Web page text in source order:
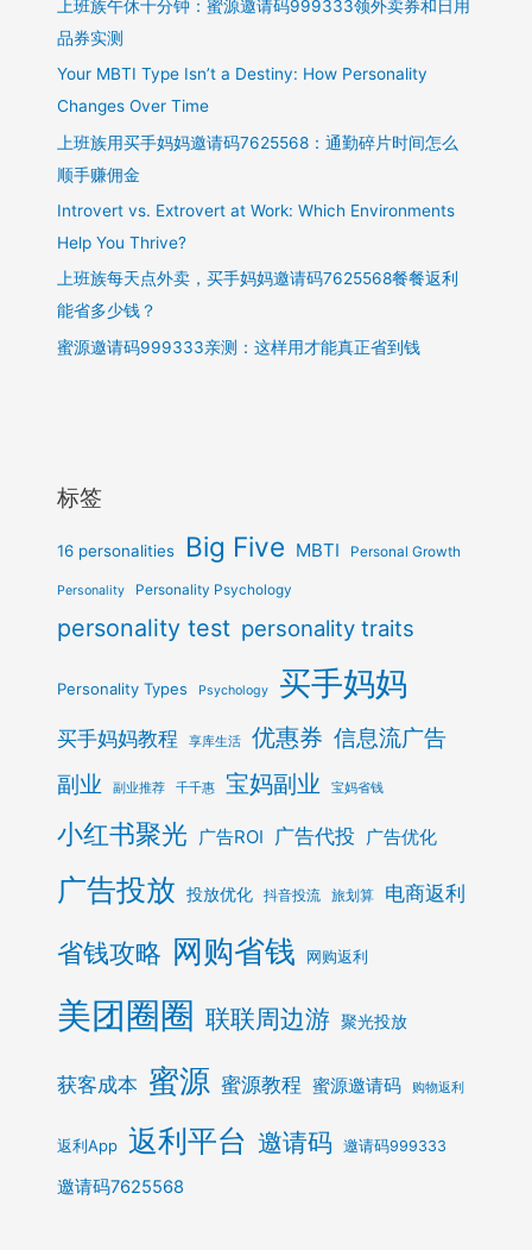
上班族午休十分钟：蜜源邀请码999333领外卖券和日用
品券实测
Your MBTI Type Isn’t a Destiny: How Personality
Changes Over Time
上班族用买手妈妈邀请码7625568：通勤碎片时间怎么
顺手赚佣金
Introvert vs. Extrovert at Work: Which Environments
Help You Thrive?
上班族每天点外卖，买手妈妈邀请码7625568餐餐返利
能省多少钱？
蜜源邀请码999333亲测：这样用才能真正省到钱
标签
16 personalities Big Five MBTI Personal Growth
Personality Personality Psychology
personality test personality traits
Personality Types Psychology 买手妈妈
买手妈妈教程 享库生活 优惠券 信息流广告
副业 副业推荐 千千惠 宝妈副业 宝妈省钱
小红书聚光 广告ROI 广告代投 广告优化
广告投放 投放优化 抖音投流 旅划算 电商返利
省钱攻略 网购省钱 网购返利
美团圈圈 联联周边游 聚光投放
获客成本 蜜源 蜜源教程 蜜源邀请码 购物返利
返利App 返利平台 邀请码 邀请码999333
邀请码7625568